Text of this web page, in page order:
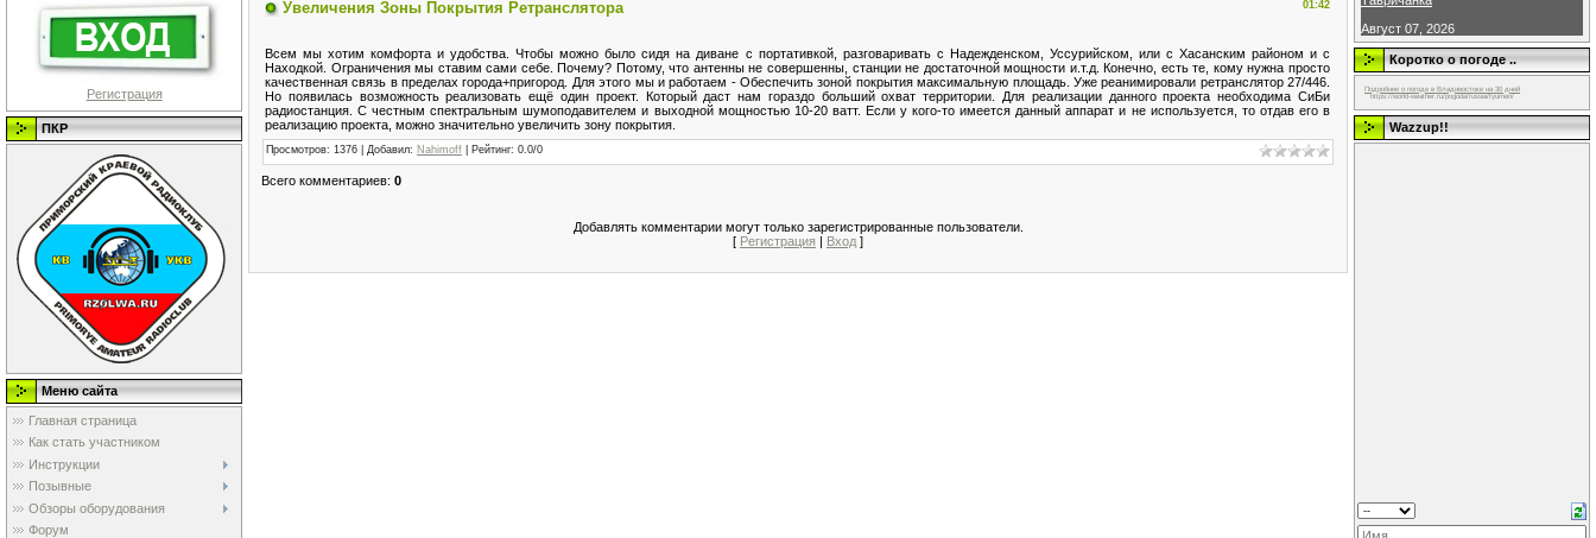
Регистрация
ПКР
Меню сайта
Главная страница
Как стать участником
Инструкции
Позывные
Обзоры оборудования
Форум
01:42
Увеличения Зоны Покрытия Ретранслятора
Всем мы хотим комфорта и удобства. Чтобы можно было сидя на диване с портативкой, разговаривать с Надежденском, Уссурийском, или с Хасанским районом и с
Находкой. Ограничения мы ставим сами себе. Почему? Потому, что антенны не совершенны, станции не достаточной мощности и.т.д. Конечно, есть те, кому нужна просто
качественная связь в пределах города+пригород. Для этого мы и работаем - Обеспечить зоной покрытия максимальную площадь. Уже реанимировали ретранслятор 27/446.
Но появилась возможность реализовать ещё один проект. Который даст нам гораздо больший охват территории. Для реализации данного проекта необходима СиБи
радиостанция. С честным спектральным шумоподавителем и выходной мощностью 10-20 ватт. Если у кого-то имеется данный аппарат и не используется, то отдав его в
реализацию проекта, можно значительно увеличить зону покрытия.
Просмотров: 1376 | Добавил: Nahimoff Рейтинг: 0.0/0
Всего комментариев: 0
Добавлять комментарии могут только зарегистрированные пользователи.
[ Регистрация | Вход ]
Август 07, 2026
Коротко о погоде ..
Подробнее о погоде в Владивостоке на 30 дней
https://world-weather.ru/pogoda/russia/tyumen/
Wazzup!!